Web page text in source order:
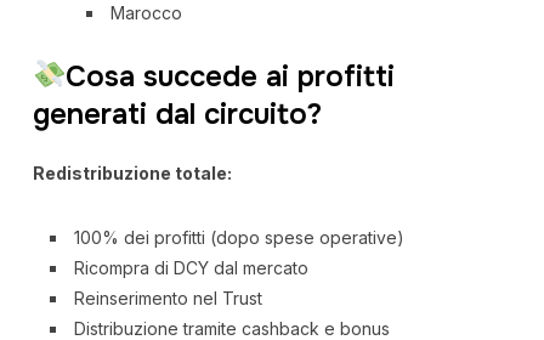
Marocco
Cosa succede ai profitti
generati dal circuito?
Redistribuzione totale:
100% dei profitti (dopo spese operative)
Ricompra di DCY dal mercato
Reinserimento nel Trust
Distribuzione tramite cashback e bonus